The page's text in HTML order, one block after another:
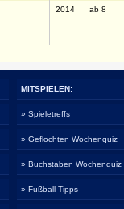
2014 ab 8
MITSPIELEN:
» Spieletreffs
» Geflochten Wochenquiz
» Buchstaben Wochenquiz
» Fußball-Tipps